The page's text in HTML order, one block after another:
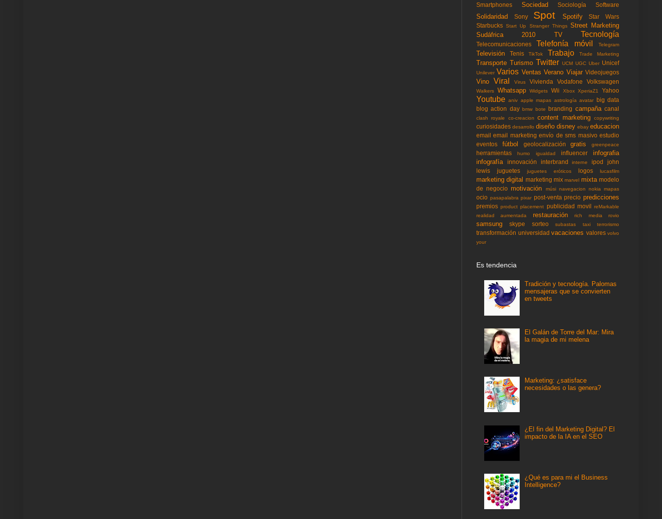
Smartphones Sociedad Sociología Software
Solidaridad Sony Spot Spotify
Star Wars
Starbucks Start Up Stranger Things Street Marketing
Sudáfrica 2010
TV Tecnología
Telecomunicaciones Telefonía móvil Telegram
Televisión Tenis TikTok Trabajo Trade Marketing
Transporte Turismo Twitter UCM UGC Uber Unicef
Unilever Varios Ventas Verano Viajar Videojuegos
Vino Viral Virus Vivienda Vodafone Volkswagen
Walkers Whatsapp Widgets Wii Xbox XperiaZ1 Yahoo
Youtube aniv apple mapas astrología avatar big data
blog action day bmw bote branding campaña canal
clash royale co-creacion content marketing copywriting
curiosidades desarrollo diseño disney ebay educacion
email email marketing envío de sms masivo estudio
eventos
fútbol geolocalización gratis greenpeace
herramientas humo igualdad influencer
infografia
infografía
innovación interbrand interne ipod
john
lewis
juguetes juguetes eróticos logos lucasfilm
marketing digital marketing mix marvel mixta modelo
de negocio motivación músi navegacion nokia mapas
ocio pasapalabra pixar post-venta precio predicciones
premios product placement publicidad movil reMarkable
realidad aumentada
restauración rich media rovio
samsung skype sorteo subastas taxi terrorismo
transformación universidad vacaciones valores volvo
your
Es tendencia
Tradición y tecnología. Palomas
mensajeras que se convierten
en tweets
El Galán de Torre del Mar: Mira
la magia de mi melena
Marketing: ¿satisface
necesidades o las genera?
¿El fin del Marketing Digital? El
impacto de la IA en el SEO
¿Qué es para mi el Business
Intelligence?